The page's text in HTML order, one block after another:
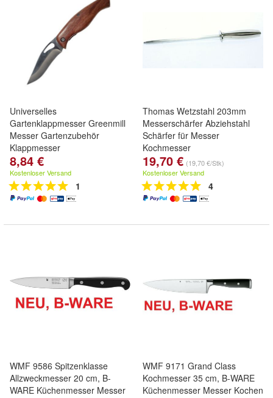
Universelles
Gartenklappmesser Greenmill
Messer Gartenzubehör
Klappmesser
8,84 €
Kostenloser Versand
1
Thomas Wetzstahl 203mm
Messerschärfer Abziehstahl
Schärfer für Messer
Kochmesser
19,70 € (19,70 €/Stk)
Kostenloser Versand
4
WMF 9586 Spitzenklasse
Allzweckmesser 20 cm, B-
WARE Küchenmesser Messer
WMF 9171 Grand Class
Kochmesser 35 cm, B-WARE
Küchenmesser Messer Kochen